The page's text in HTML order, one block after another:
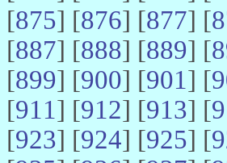
[875] [876] [877] [
[887] [888] [889] [
[899] [900] [901] [
[911] [912] [913] [
[923] [924] [925] [